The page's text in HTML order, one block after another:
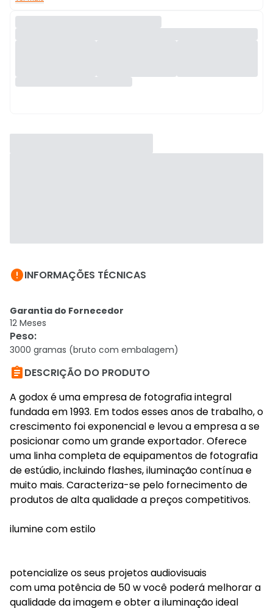
INFORMAÇÕES TÉCNICAS
Garantia do Fornecedor
12 Meses
Peso:
3000 gramas (bruto com embalagem)
DESCRIÇÃO DO PRODUTO
A godox é uma empresa de fotografia integral
fundada em 1993. Em todos esses anos de trabalho, o
crescimento foi exponencial e levou a empresa a se
posicionar como um grande exportador. Oferece
uma linha completa de equipamentos de fotografia
de estúdio, incluindo flashes, iluminação contínua e
muito mais. Caracteriza-se pelo fornecimento de
produtos de alta qualidade a preços competitivos.
ilumine com estilo
potencialize os seus projetos audiovisuais
com uma potência de 50 w você poderá melhorar a
qualidade da imagem e obter a iluminação ideal